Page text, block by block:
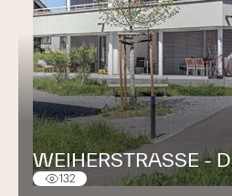
WEIHERSTRASSE - D
132